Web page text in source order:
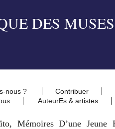
nous ?
Contribuer
AuteurEs & artistes
Mémoires D’une Jeune